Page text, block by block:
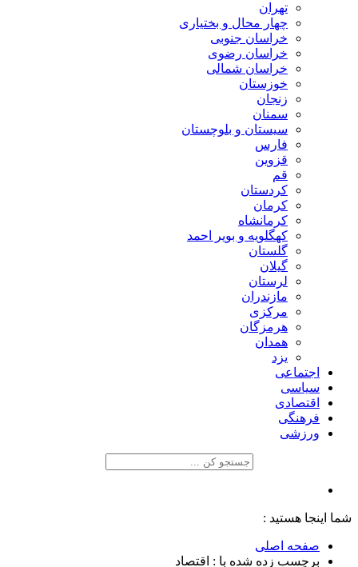
تهران
چهار محال و بختیاری
خراسان جنوبی
خراسان رضوی
خراسان شمالی
خوزستان
زنجان
سمنان
سیستان و بلوچستان
فارس
قزوین
قم
کردستان
کرمان
کرمانشاه
کهگلویه و بویر احمد
گلستان
گیلان
لرستان
مازندران
مرکزی
هرمزگان
همدان
یزد
اجتماعی
سیاسی
اقتصادی
فرهنگی
ورزشی
شما اینجا هستید :
صفحه اصلی
برچسب زده شده با : اقتصاد